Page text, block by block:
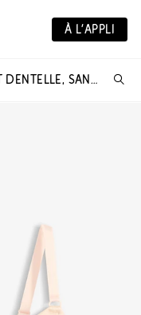
À L’APPLI
SOUTIEN-GORGE À COQUES ET DENTELLE, SANS ARMATURES